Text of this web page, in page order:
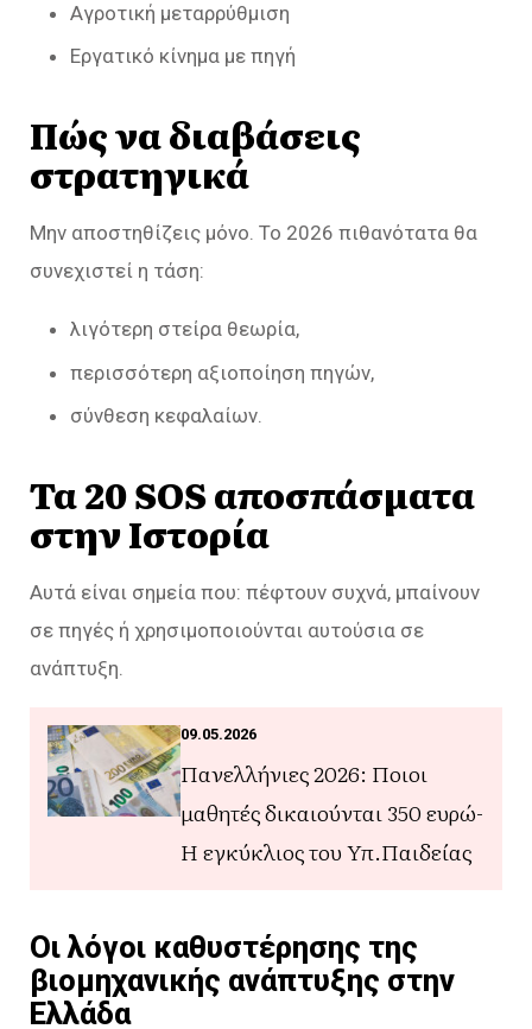
Αγροτική μεταρρύθμιση
Εργατικό κίνημα με πηγή
Πώς να διαβάσεις
στρατηγικά
Μην αποστηθίζεις μόνο. Το 2026 πιθανότατα θα
συνεχιστεί η τάση:
λιγότερη στείρα θεωρία,
περισσότερη αξιοποίηση πηγών,
σύνθεση κεφαλαίων.
Τα 20 SOS αποσπάσματα
στην Ιστορία
Αυτά είναι σημεία που: πέφτουν συχνά, μπαίνουν
σε πηγές ή χρησιμοποιούνται αυτούσια σε
ανάπτυξη.
09.05.2026
Πανελλήνιες 2026: Ποιοι
μαθητές δικαιούνται 350 ευρώ-
Η εγκύκλιος του Υπ.Παιδείας
Οι λόγοι καθυστέρησης της
βιομηχανικής ανάπτυξης στην
Ελλάδα